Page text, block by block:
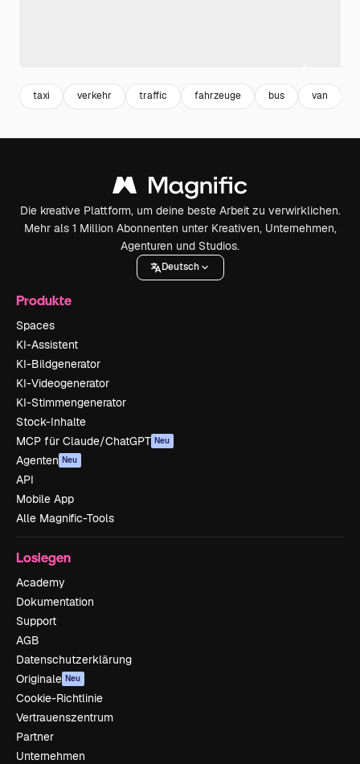
taxi verkehr traffic fahrzeuge bus van
Die kreative Plattform, um deine beste Arbeit zu verwirklichen.
Mehr als 1 Million Abonnenten unter Kreativen, Unternehmen,
Agenturen und Studios.
Deutsch
Produkte
Spaces
KI-Assistent
KI-Bildgenerator
KI-Videogenerator
KI-Stimmengenerator
Stock-Inhalte
MCP für Claude/ChatGPT Neu
Agenten Neu
API
Mobile App
Alle Magnific-Tools
Loslegen
Academy
Dokumentation
Support
AGB
Datenschutzerklärung
Originale Neu
Cookie-Richtlinie
Vertrauenszentrum
Partner
Unternehmen